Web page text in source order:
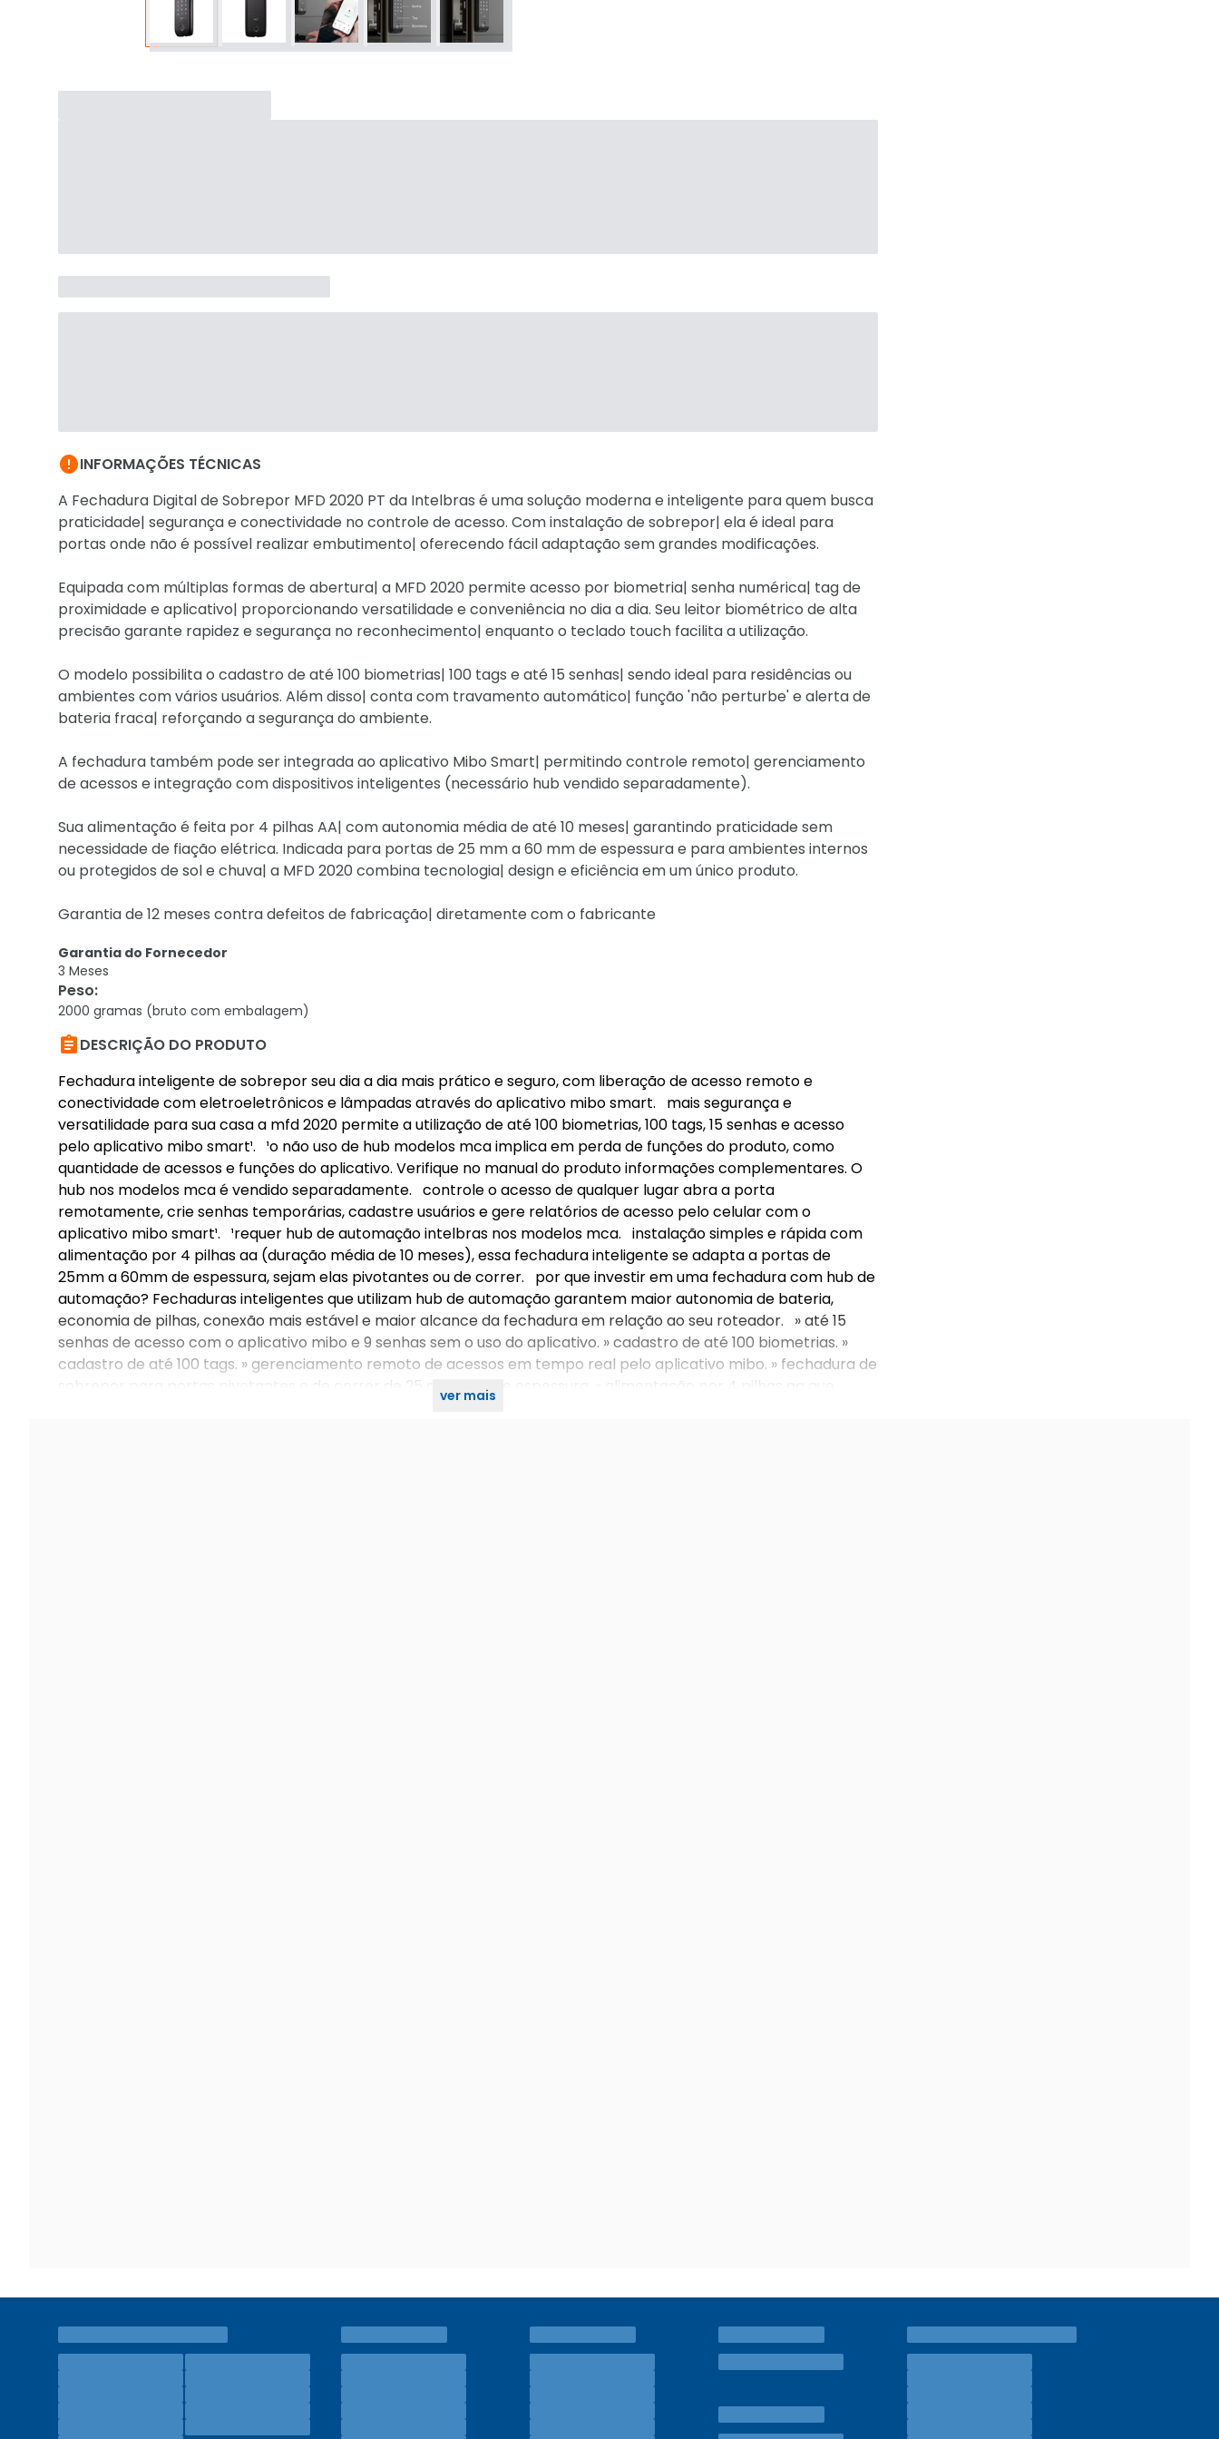
INFORMAÇÕES TÉCNICAS
A Fechadura Digital de Sobrepor MFD 2020 PT da Intelbras é uma solução moderna e inteligente para quem busca
praticidade| segurança e conectividade no controle de acesso. Com instalação de sobrepor| ela é ideal para
portas onde não é possível realizar embutimento| oferecendo fácil adaptação sem grandes modificações.
Equipada com múltiplas formas de abertura| a MFD 2020 permite acesso por biometria| senha numérica| tag de
proximidade e aplicativo| proporcionando versatilidade e conveniência no dia a dia. Seu leitor biométrico de alta
precisão garante rapidez e segurança no reconhecimento| enquanto o teclado touch facilita a utilização.
O modelo possibilita o cadastro de até 100 biometrias| 100 tags e até 15 senhas| sendo ideal para residências ou
ambientes com vários usuários. Além disso| conta com travamento automático| função 'não perturbe' e alerta de
bateria fraca| reforçando a segurança do ambiente.
A fechadura também pode ser integrada ao aplicativo Mibo Smart| permitindo controle remoto| gerenciamento
de acessos e integração com dispositivos inteligentes (necessário hub vendido separadamente).
Sua alimentação é feita por 4 pilhas AA| com autonomia média de até 10 meses| garantindo praticidade sem
necessidade de fiação elétrica. Indicada para portas de 25 mm a 60 mm de espessura e para ambientes internos
ou protegidos de sol e chuva| a MFD 2020 combina tecnologia| design e eficiência em um único produto.
Garantia de 12 meses contra defeitos de fabricação| diretamente com o fabricante
Garantia do Fornecedor
3 Meses
Peso:
2000 gramas (bruto com embalagem)
DESCRIÇÃO DO PRODUTO
Fechadura inteligente de sobrepor seu dia a dia mais prático e seguro, com liberação de acesso remoto e
conectividade com eletroeletrônicos e lâmpadas através do aplicativo mibo smart. mais segurança e
versatilidade para sua casa a mfd 2020 permite a utilização de até 100 biometrias, 100 tags, 15 senhas e acesso
pelo aplicativo mibo smart¹. ¹o não uso de hub modelos mca implica em perda de funções do produto, como
quantidade de acessos e funções do aplicativo. Verifique no manual do produto informações complementares. O
hub nos modelos mca é vendido separadamente. controle o acesso de qualquer lugar abra a porta
remotamente, crie senhas temporárias, cadastre usuários e gere relatórios de acesso pelo celular com o
aplicativo mibo smart¹. ¹requer hub de automação intelbras nos modelos mca. instalação simples e rápida com
alimentação por 4 pilhas aa (duração média de 10 meses), essa fechadura inteligente se adapta a portas de
25mm a 60mm de espessura, sejam elas pivotantes ou de correr. por que investir em uma fechadura com hub de
automação? Fechaduras inteligentes que utilizam hub de automação garantem maior autonomia de bateria,
economia de pilhas, conexão mais estável e maior alcance da fechadura em relação ao seu roteador. » até 15
senhas de acesso com o aplicativo mibo e 9 senhas sem o uso do aplicativo. » cadastro de até 100 biometrias. »
cadastro de até 100 tags. » gerenciamento remoto de acessos em tempo real pelo aplicativo mibo. » fechadura de
sobrepor para portas pivotantes e de correr de 25 a 60 mm de espessura. » alimentação por 4 pilhas aa que
ver mais